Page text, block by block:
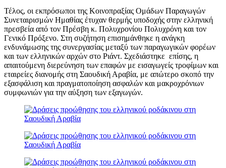
Τέλος, οι εκπρόσωποι της Κοινοπραξίας Ομάδων Παραγωγών
Συνεταιρισμών Ημαθίας έτυχαν θερμής υποδοχής στην ελληνική
πρεσβεία από τον Πρέσβη κ. Πολυχρονίου Πολυχρόνη και τον
Γενικό Πρόξενο. Στη συζήτηση επισημάνθηκε η ανάγκη
ενδυνάμωσης της συνεργασίας μεταξύ των παραγωγικών φορέων
και των ελληνικών αρχών στο Ριάντ. Σχεδιάστηκε επίσης, η
απαιτούμενη διερεύνηση των επαφών με εισαγωγείς τροφίμων και
εταιρείες διανομής στη Σαουδική Αραβία, με απώτερο σκοπό την
εξασφάλιση και πραγματοποίηση ασφαλών και μακροχρόνιων
συμφωνιών για την αύξηση των εξαγωγών.